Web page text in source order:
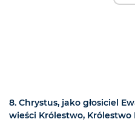
8. Chrystus, jako głosiciel
wieści Królestwo,